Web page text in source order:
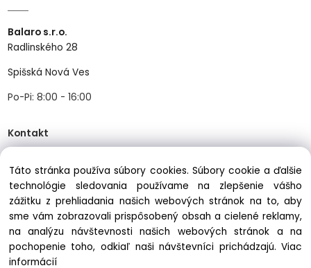
Balaro s.r.o.
Radlinského 28
Spišská Nová Ves
Po-Pi: 8:00 - 16:00
Kontakt
Tel:+421534466489
Mail:info@balastav.sk
Táto stránka používa súbory cookies. Súbory cookie a ďalšie
technológie sledovania používame na zlepšenie vášho
zážitku z prehliadania našich webových stránok na to, aby
sme vám zobrazovali prispôsobený obsah a cielené reklamy,
na analýzu návštevnosti našich webových stránok a na
pochopenie toho, odkiaľ naši návštevníci prichádzajú.Viac
informácií